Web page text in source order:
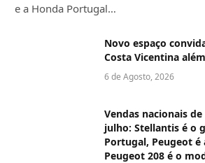
e a Honda Portugal…
Novo espaço
Costa Vicentina
6 de Agosto, 2026
Vendas nacionais
julho: Stellantis é o
Portugal, Peugeot é
Peugeot 208 é o